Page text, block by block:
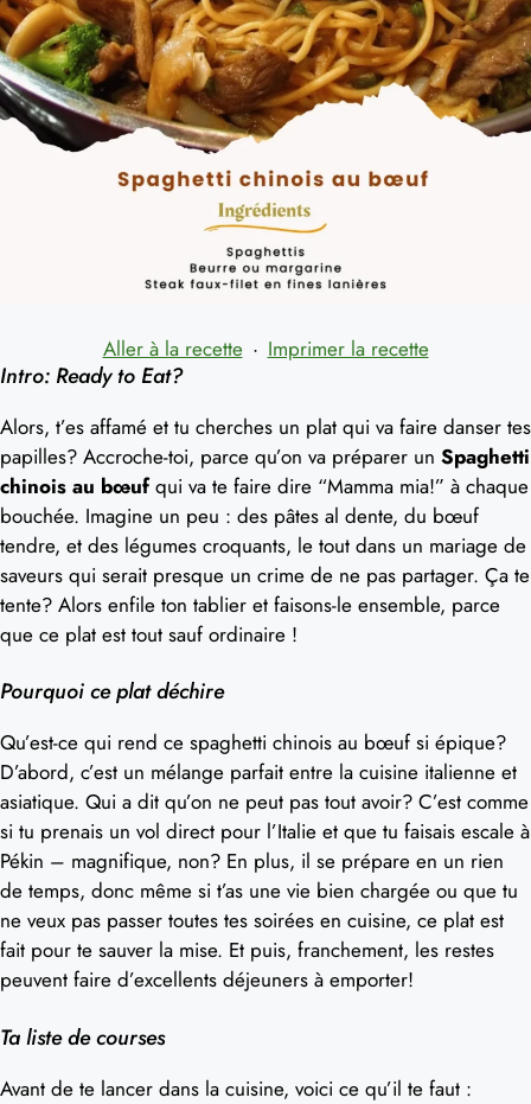
Aller à la recette · Imprimer la recette
Intro: Ready to Eat?
Alors, t’es affamé et tu cherches un plat qui va faire danser tes
papilles? Accroche-toi, parce qu’on va préparer un Spaghetti
chinois au bœufqui va te faire dire “Mamma mia!” à chaque
bouchée. Imagine un peu : des pâtes al dente, du bœuf
tendre, et des légumes croquants, le tout dans un mariage de
saveurs qui serait presque un crime de ne pas partager. Ça te
tente? Alors enfile ton tablier et faisons-le ensemble, parce
que ce plat est tout sauf ordinaire !
Pourquoi ce plat déchire
Qu’est-ce qui rend ce spaghetti chinois au bœuf si épique?
D’abord, c’est un mélange parfait entre la cuisine italienne et
asiatique. Qui a dit qu’on ne peut pas tout avoir? C’est comme
si tu prenais un vol direct pour l’Italie et que tu faisais escale à
Pékin – magnifique, non? En plus, il se prépare en un rien
de temps, donc même si t’as une vie bien chargée ou que tu
ne veux pas passer toutes tes soirées en cuisine, ce plat est
fait pour te sauver la mise. Et puis, franchement, les restes
peuvent faire d’excellents déjeuners à emporter!
Ta liste de courses
Avant de te lancer dans la cuisine, voici ce qu’il te faut :